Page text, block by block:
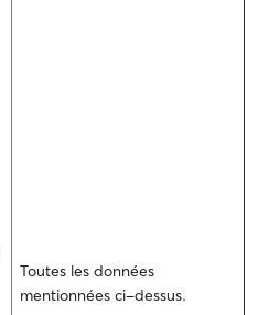
Toutes les données
mentionnées ci-dessus.